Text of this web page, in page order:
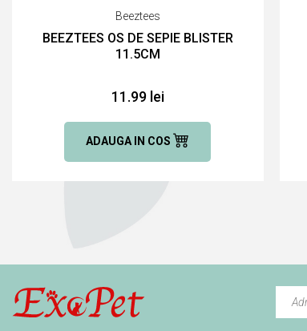
Beeztees
BEEZTEES OS DE SEPIE BLISTER
11.5CM
11.99 lei
ADAUGA IN COS